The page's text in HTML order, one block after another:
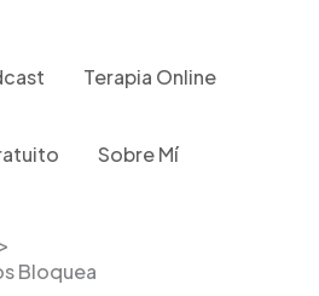
Terapia Online
Sobre Mí
Bloquea